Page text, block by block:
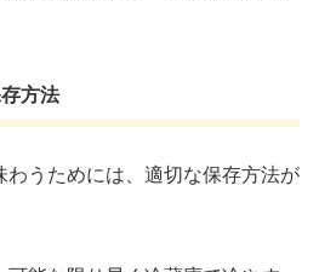
方法
わうためには、適切な保存方法が